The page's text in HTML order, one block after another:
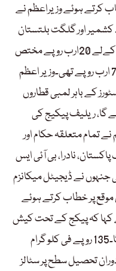
کرتے ہوئے وزیراعظم نے
کشمیر اور گلگت بلتستان
کا احاطہ کرے گا ۔ اس سال اس مقصد کےلے 20ارب روپے مختص
کیے گئے ہیں۔ گزشتہ سال امدادی رقم 7 ارب روپے تھی۔وزیر اعظم
کے باہر لمبی قطاروں
گا، ریلیف پیکیج کی
تمام متعلقہ حکام اور
نادرا، بی آئی ایس
نے ڈیجیٹل میکانزم
پر خطاب کرتے ہوئے
نے کہا کہ پیکج کے تحت کیش
ٹرانسفر 10 دن میں مکمل کر لیا جائے گا۔135 روپے فی کلو گرام
تحصیل سطح پر سٹالز